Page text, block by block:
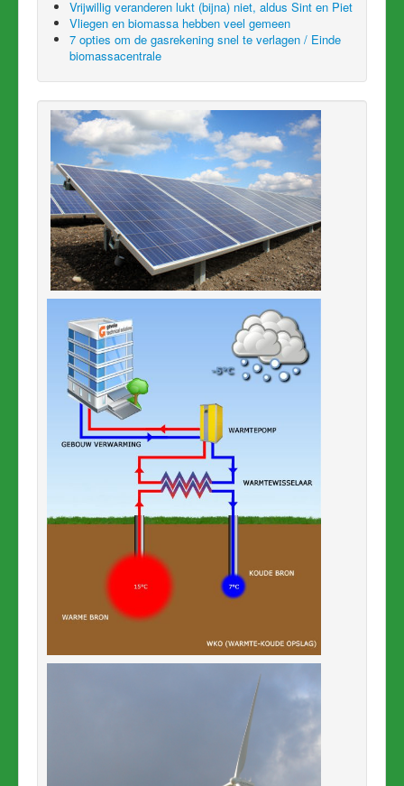
Vrijwillig veranderen lukt (bijna) niet, aldus Sint en Piet
Vliegen en biomassa hebben veel gemeen
7 opties om de gasrekening snel te verlagen / Einde
biomassacentrale